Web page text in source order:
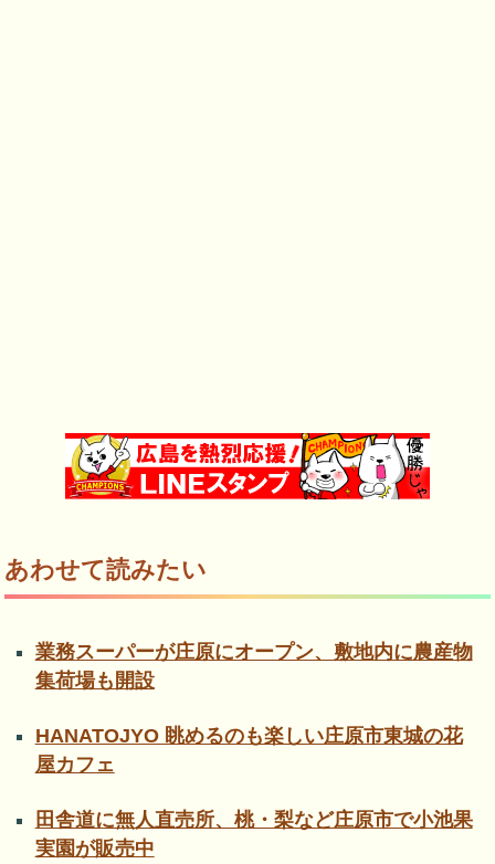
あわせて読みたい
業務スーパーが庄原にオープン、敷地内に農産物
集荷場も開設
HANATOJYO 眺めるのも楽しい庄原市東城の花
屋カフェ
田舎道に無人直売所、桃・梨など庄原市で小池果
実園が販売中